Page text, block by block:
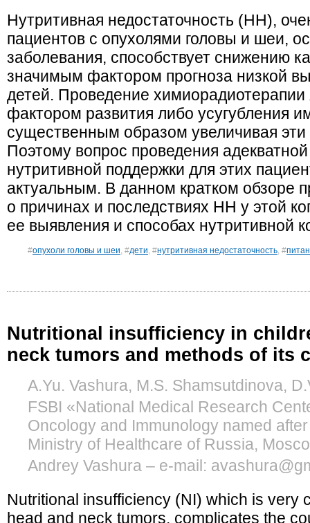
Нутритивная недостаточность (НН),
пациентов с опухолями головы и шеи,
заболевания, способствует снижению
значимым фактором прогноза низкой
детей. Проведение
фактором развития либо усугубления
существенным образом увеличивая эти
Поэтому вопрос проведения
нутритивной поддержки для этих
актуальным. В данном кратком обзоре
о причинах и последствиях НН у этой
ее выявления и способах нутритивной
#опухоли головы и шеи, #дети, #нутритивная недостаточность, #
Nutritional insufficiency in
neck tumors and methods of its
A.Yu. Vashura, M.S. Shamsutdinova,
FSBI «National Medical Research
Oncology and Immunology named
Ministry of Healthcare of Russia,
Andrey Vashura – e-mail:
Nutritional insufficiency (NI) which is very
head and neck tumors, complicates the